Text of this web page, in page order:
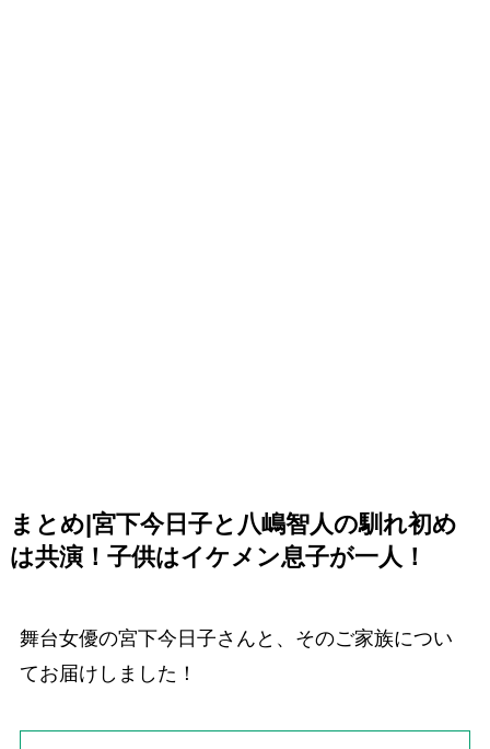
まとめ|宮下今日子と八嶋智人の馴れ初め
は共演！子供はイケメン息子が一人！
舞台女優の宮下今日子さんと、そのご家族につい
てお届けしました！